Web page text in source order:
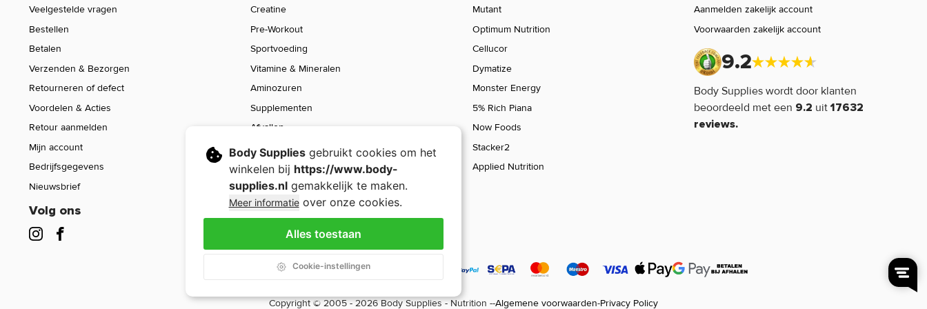
EAA + Electroytes
Veelgestelde vragen
Bestellen
Betalen
Verzenden & Bezorgen
Retourneren of defect
Voordelen & Acties
Retour aanmelden
Mijn account
Bedrijfsgegevens
Nieuwsbrief
Volg ons
Creatine
Pre-Workout
Sportvoeding
Vitamine & Mineralen
Aminozuren
Supplementen
Afvallen
Voeding
Sport Gear
Sale
Mutant
Optimum Nutrition
Cellucor
Dymatize
Monster Energy
5% Rich Piana
Now Foods
Stacker2
Applied Nutrition
Aanmelden zakelijk account
Voorwaarden zakelijk account
9.2
Body Supplies wordt door klanten
beoordeeld met een 9.2 uit17632
reviews.
Copyright © 2005 - 2026 Body Supplies - Nutrition --Algemene voorwaarden-Privacy Policy
Body Suppliesgebruikt cookies om het
winkelen bij https://www.body-
supplies.nlgemakkelijk te maken.
Meer informatieover onze cookies.
Alles toestaan
Cookie-instellingen